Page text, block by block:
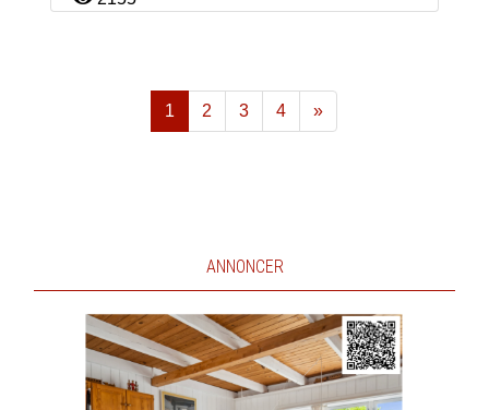
1 2 3 4
»
Næste
ANNONCER